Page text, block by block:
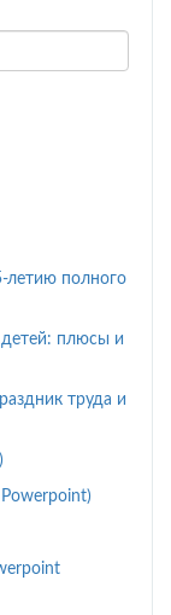
летию полного
детей: плюсы и
труда и
Powerpoint)